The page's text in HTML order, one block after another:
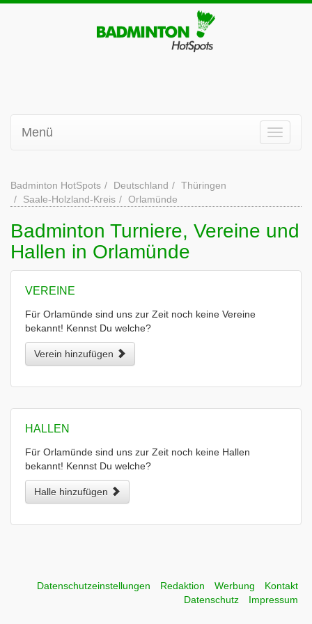
Menü
Badminton HotSpots Deutschland
Thüringen
Saale-Holzland-Kreis
Orlamünde
Badminton Turniere, Vereine und
Hallen in Orlamünde
VEREINE
Für Orlamünde sind uns zur Zeit noch keine Vereine
bekannt! Kennst Du welche?
Verein hinzufügen
HALLEN
Für Orlamünde sind uns zur Zeit noch keine Hallen
bekannt! Kennst Du welche?
Halle hinzufügen
Datenschutzeinstellungen Redaktion Werbung
Kontakt
Datenschutz
Impressum